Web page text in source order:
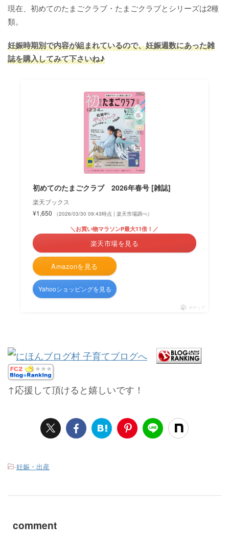
現在、初めてのたまごクラブ・たまごクラブとシリーズは2種
類。
妊娠時期別で内容が組まれているので、妊娠週数にあった雑
誌を購入してみて下さいね♪
初めてのたまごクラブ 2026年春号 [雑誌]
楽天ブックス
¥1,650
（2026/03/30 09:43時点 | 楽天市場調べ）
Amazonを見る
＼お買い物マラソンP最大11倍！／
楽天市場を見る
Yahooショッピングを見る
ポチップ
↑応援して頂けると嬉しいです！
-妊娠・出産
comment